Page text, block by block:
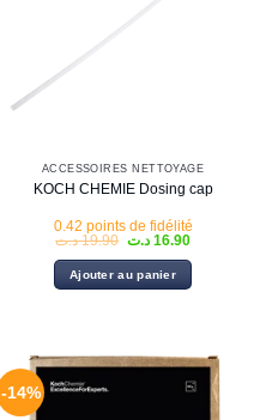
ACCESSOIRES NETTOYAGE
KOCH CHEMIE Dosing cap
0.42 points de fidélité
19.90 د.ت
Le
initial
était :
16.90 د.ت
Le
actuel
est :
Ajouter au panier
-14%